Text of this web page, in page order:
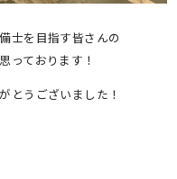
士を目指す皆さんの
っております！
とうございました！